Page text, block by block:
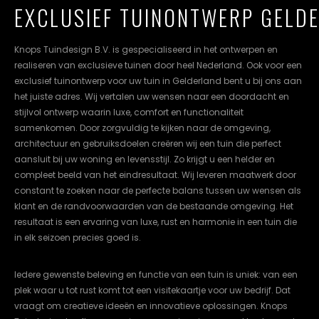
NL EN DE
EXCLUSIEF TUINONTWERP
Knops Tuindesign B.V. is gespecialiseerd in het ontwerpen en
realiseren van exclusieve tuinen door heel Nederland. Ook voor een
exclusief tuinontwerp voor uw tuin in Gelderland bent u bij ons aan
het juiste adres. Wij vertalen uw wensen naar een doordacht en
stijlvol ontwerp waarin luxe, comfort en functionaliteit
samenkomen. Door zorgvuldig te kijken naar de omgeving,
architectuur en gebruiksdoelen creëren wij een tuin die perfect
aansluit bij uw woning en levensstijl. Zo krijgt u een helder en
compleet beeld van het eindresultaat. Wij leveren maatwerk door
constant te zoeken naar de perfecte balans tussen uw wensen als
klant en de randvoorwaarden van de bestaande omgeving. Het
resultaat is een ervaring van luxe, rust en harmonie in een tuin die
in elk seizoen precies goed is.
Iedere gewenste beleving en functie van een tuin is uniek: van een
plek waar u tot rust komt tot een visitekaartje voor uw bedrijf. Dat
vraagt om creatieve ideeën en innovatieve oplossingen. Knops
cookievoorkeuren
instellen.
COOKIE-
INSTELLINGEN
ALLES
AFWIJZEN
ALLE
COOKIES
ACCEPTEREN